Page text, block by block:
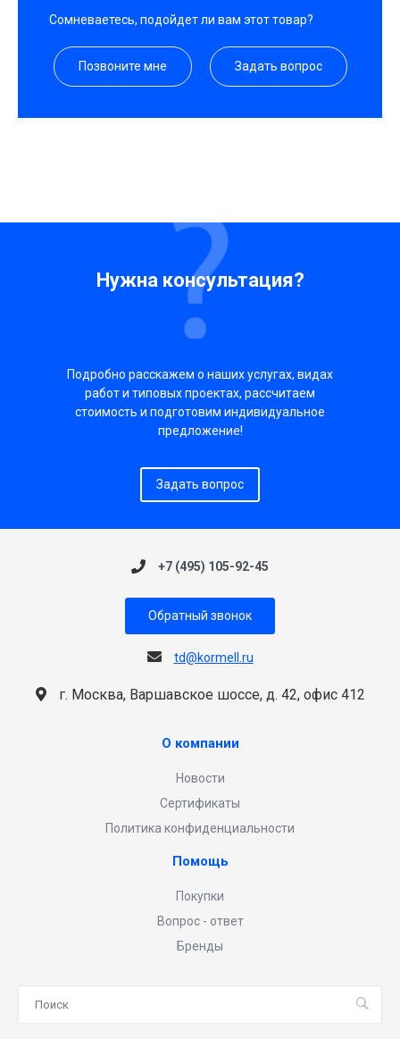
Сомневаетесь, подойдет ли вам этот товар?
Позвоните мне Задать вопрос
Нужна консультация?
Подробно расскажем о наших услугах, видах
работ и типовых проектах, рассчитаем
стоимость и подготовим индивидуальное
предложение!
Задать вопрос
+7 (495) 105-92-45
Обратный звонок
td@kormell.ru
г. Москва, Варшавское шоссе, д. 42, офис 412
О компании
Новости
Сертификаты
Политика конфиденциальности
Помощь
Покупки
Вопрос - ответ
Бренды